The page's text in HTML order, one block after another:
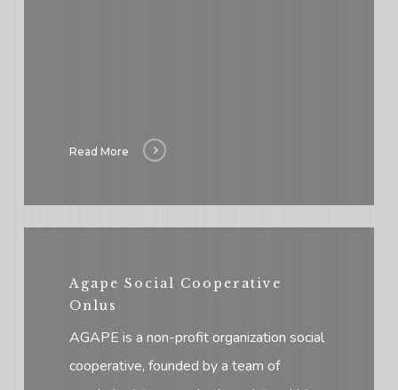
Read More
Agape Social Cooperative
Onlus
AGAPE is a non-profit organization social
cooperative, founded by a team of